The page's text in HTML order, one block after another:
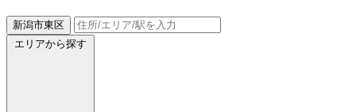
新潟市東区
エリアから探す